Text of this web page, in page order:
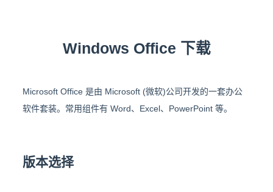
Windows Office 下载
Microsoft Office 是由 Microsoft (微软)公司开发的一套办公
软件套装。常用组件有 Word、Excel、PowerPoint 等。
版本选择